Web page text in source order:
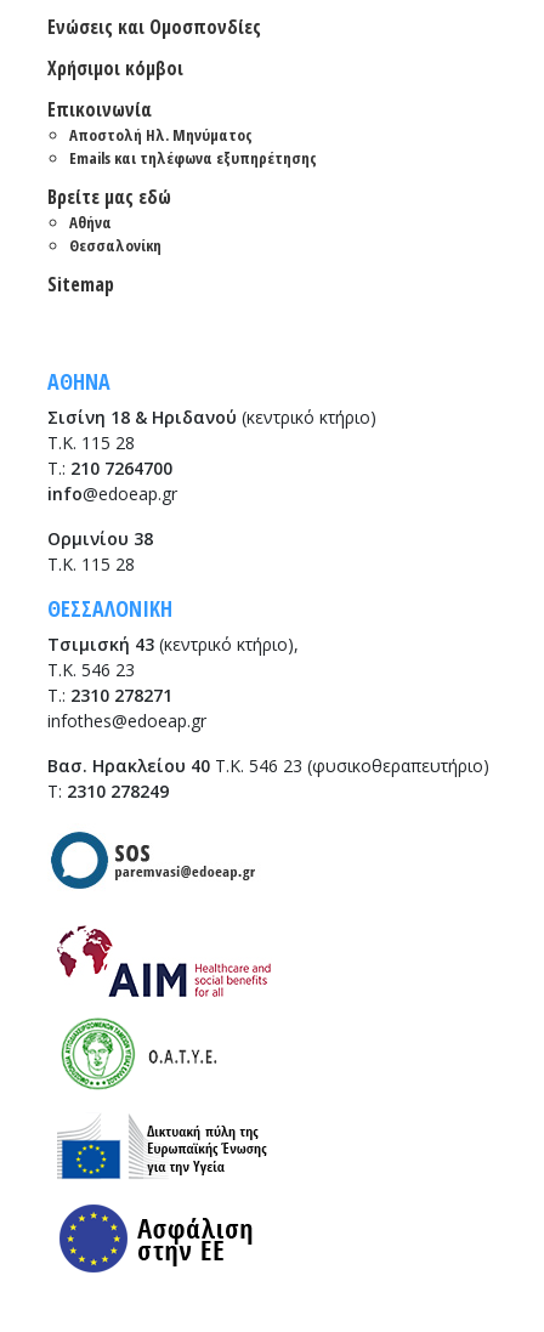
Ενώσεις και Ομοσπονδίες
Χρήσιμοι κόμβοι
Επικοινωνία
Αποστολή Ηλ. Μηνύματος
Emails και τηλέφωνα εξυπηρέτησης
Βρείτε μας εδώ
Αθήνα
Θεσσαλονίκη
Sitemap
ΑΘΗΝΑ
Σισίνη 18 & Ηριδανού (κεντρικό κτήριο)
Τ.Κ. 115 28
T.: 210 7264700
info@edoeap.gr
Ορμινίου 38
Τ.Κ. 115 28
ΘΕΣΣΑΛΟΝΙΚΗ
Τσιμισκή 43 (κεντρικό κτήριο),
Τ.Κ. 546 23
T.: 2310 278271
infothes@edoeap.gr
Βασ. Ηρακλείου 40 Τ.Κ. 546 23 (φυσικοθεραπευτήριο)
Τ: 2310 278249